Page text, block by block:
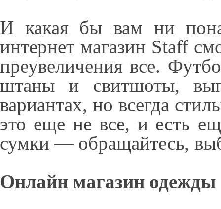
И какая бы вам ни
интернет магазин Staff
преувеличения все.
штаны и свитшоты,
вариантах, но всегда
это еще не все, и есть
сумки — обращайтесь,
Онлайн магазин одежды